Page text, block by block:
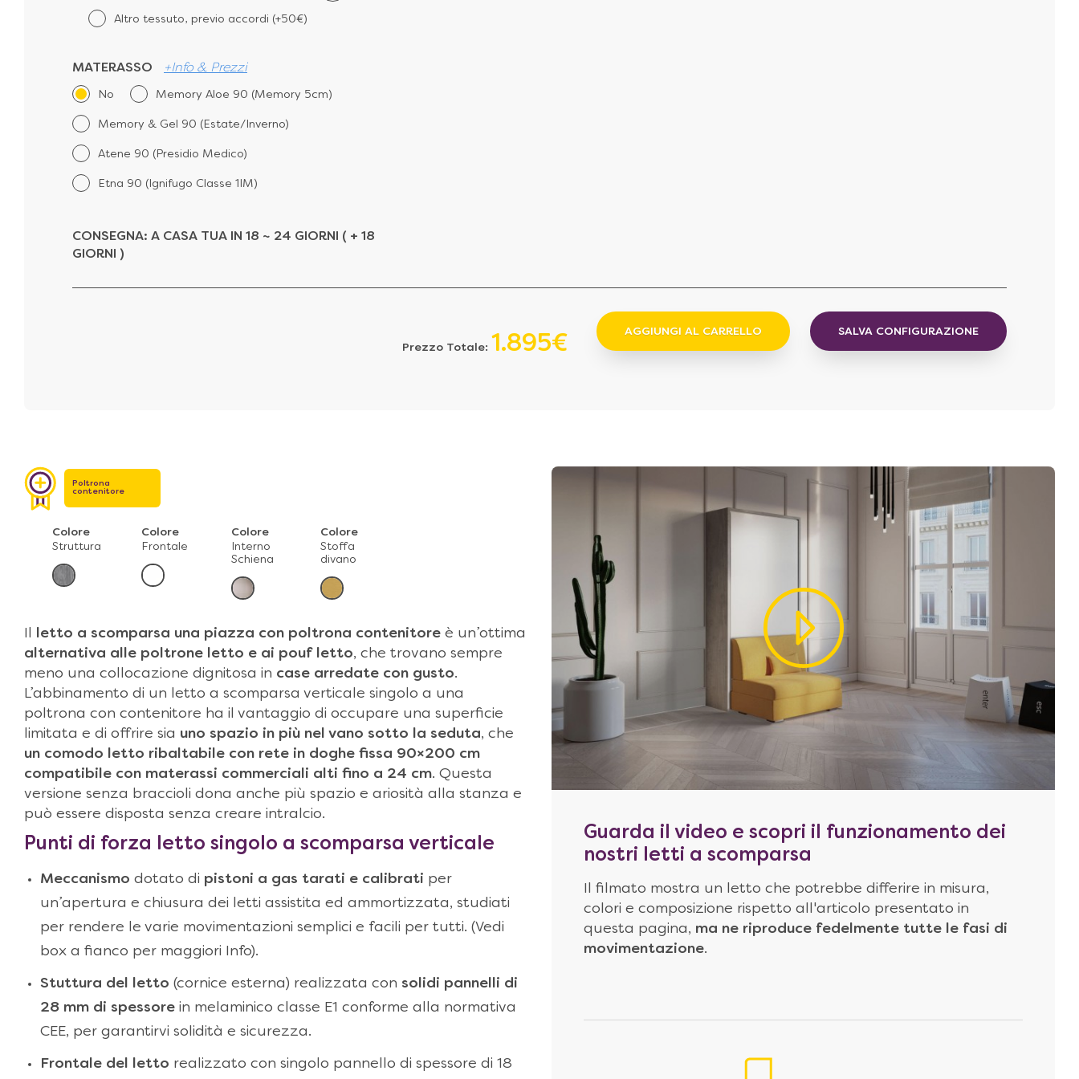
Altro tessuto, previo accordi (+50€)
MATERASSO +Info & Prezzi
No Memory Aloe 90 (Memory 5cm)
Memory & Gel 90 (Estate/Inverno)
Atene 90 (Presidio Medico)
Etna 90 (Ignifugo Classe 1IM)
CONSEGNA: A CASA TUA IN 18 ~ 24 GIORNI ( + 18
GIORNI )
Prezzo Totale: 1.895€
AGGIUNGI AL CARRELLO SALVA CONFIGURAZIONE
Poltrona
contenitore
Colore
Struttura
Colore
Frontale
Colore
Interno
Schiena
Colore
Stoffa
divano
letto a scomparsa una piazza con poltrona contenitore è un’ottima
alternativa alle poltrone letto e ai pouf letto, che trovano sempre
meno una collocazione dignitosa in case arredate con gusto.
L’abbinamento di un letto a scomparsa verticale singolo a una
poltrona con contenitore ha il vantaggio di occupare una superficie
limitata e di offrire sia uno spazio in più nel vano sotto la seduta, che
un comodo letto ribaltabile con rete in doghe fissa 90×200 cm
compatibile con materassi commerciali alti fino a 24 cm. Questa
versione senza braccioli dona anche più spazio e ariosità alla stanza e
può essere disposta senza creare intralcio.
Punti di forza letto singolo a scomparsa verticale
Meccanismo dotato di pistoni a gas tarati e calibrati per
un’apertura e chiusura dei letti assistita ed ammortizzata, studiati
per rendere le varie movimentazioni semplici e facili per tutti. (Vedi
box a fianco per maggiori Info).
Stuttura del letto (cornice esterna) realizzata con solidi pannelli di
28 mm di spessore in melaminico classe E1 conforme alla normativa
CEE, per garantirvi solidità e sicurezza.
Frontale del letto realizzato con singolo pannello di spessore di 18
Guarda il video e scopri il funzionamento dei
nostri letti a scomparsa
Il filmato mostra un letto che potrebbe differire in misura,
colori e composizione rispetto all'articolo presentato in
questa pagina, ma ne riproduce fedelmente tutte le fasi di
movimentazione.